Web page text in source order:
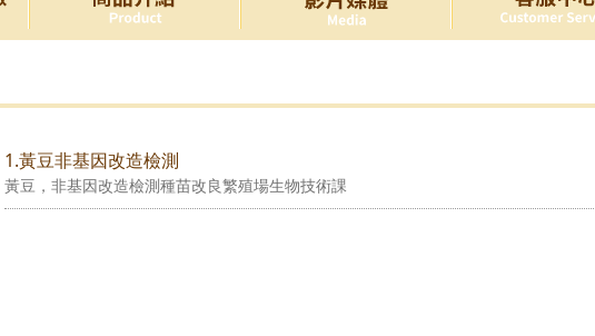
1.黃豆非基因改造檢測
黃豆，非基因改造檢測種苗改良繁殖場生物技術課